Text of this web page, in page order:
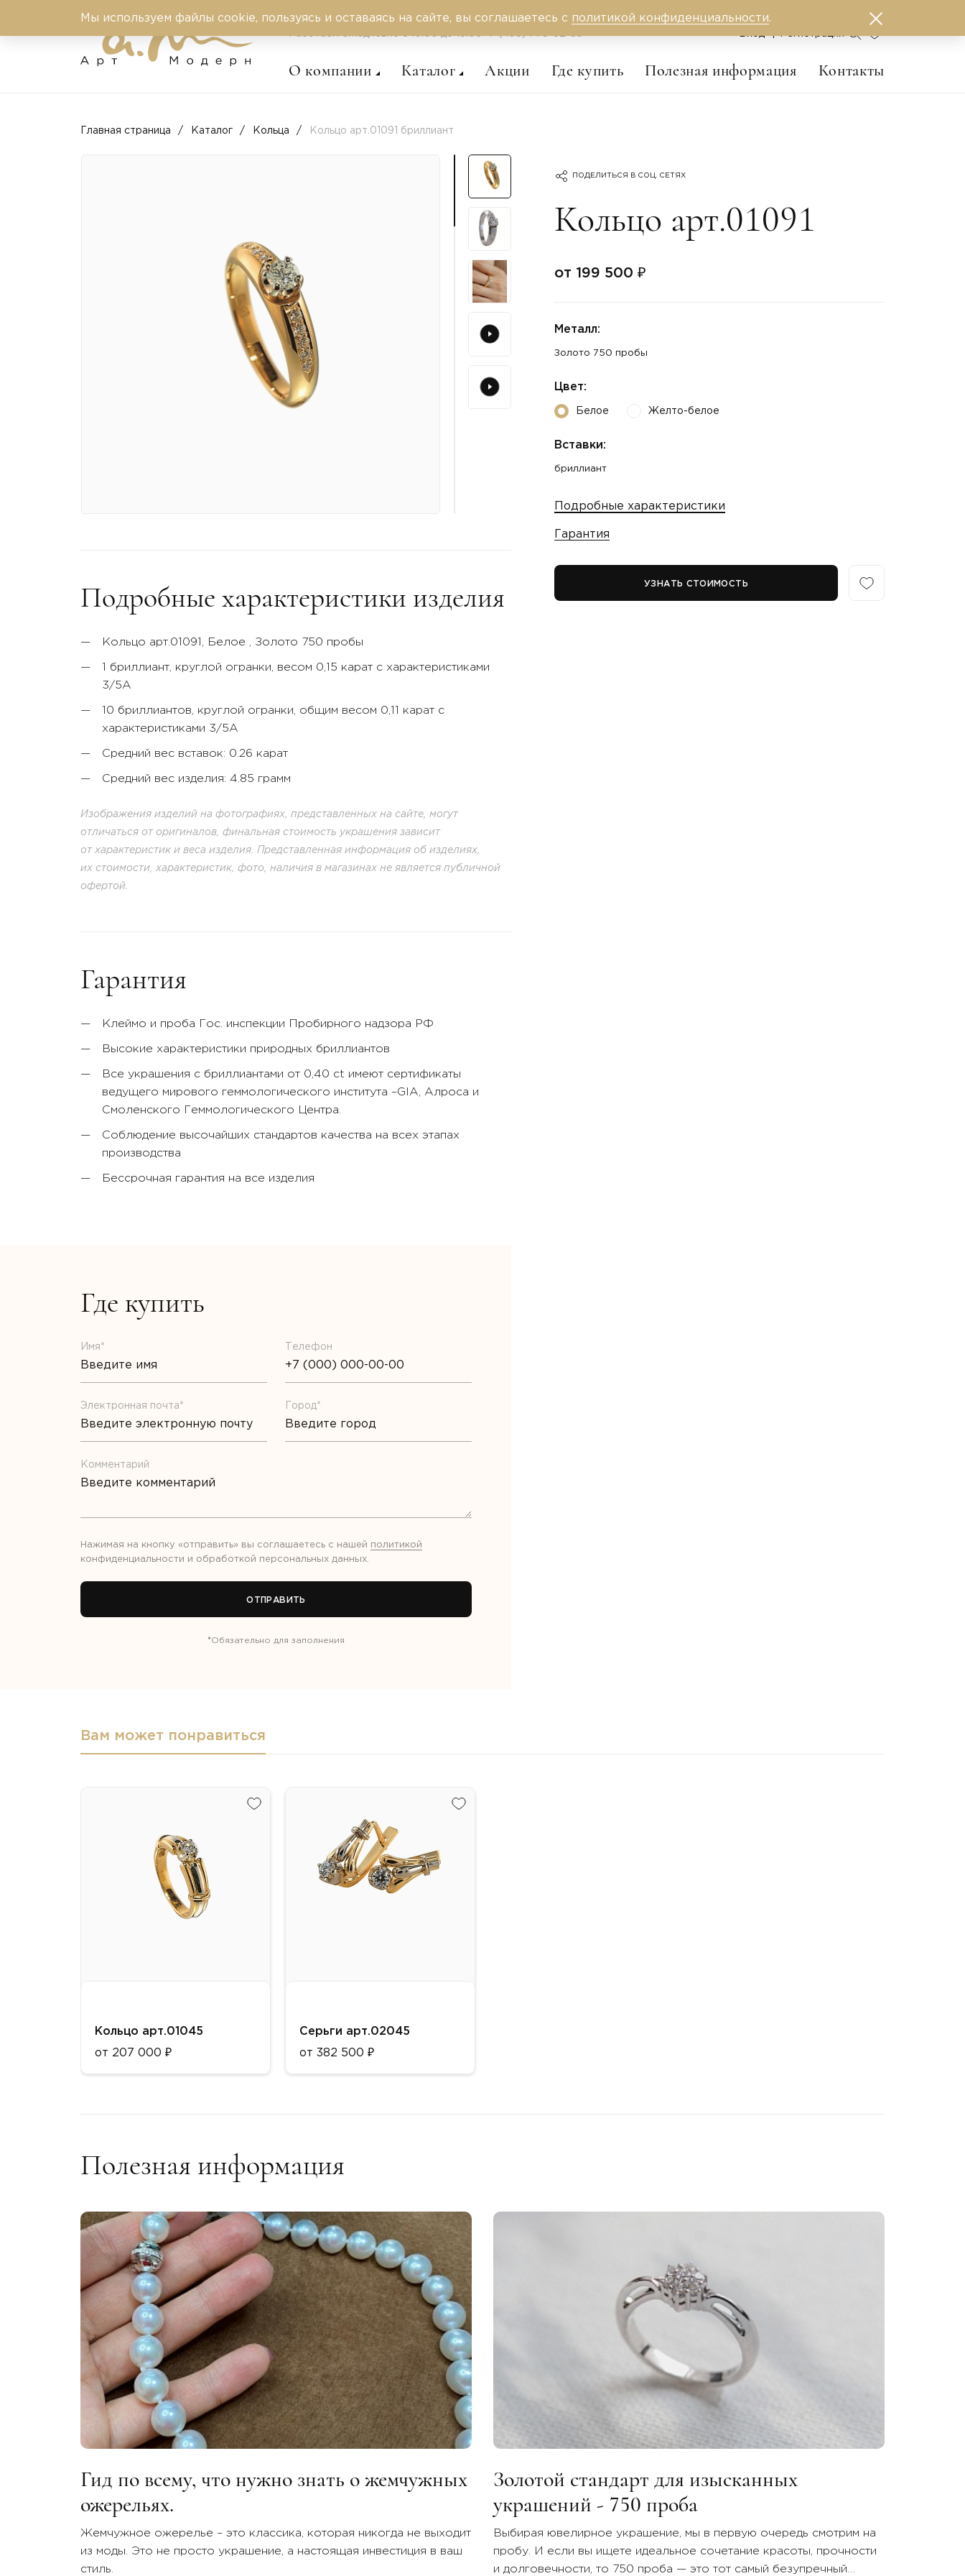
О компании Каталог Акции Где купить Полезная информация Контакты
Главная страница Каталог Кольца Кольцо арт.01091 бриллиант
ПОДЕЛИТЬСЯ В СОЦ. СЕТЯХ
Кольцо арт.01091
от 199 500 ₽
Металл:
Золото 750 пробы
Цвет:
Белое Желто-белое
Вставки:
бриллиант
Подробные характеристики
Гарантия
УЗНАТЬ СТОИМОСТЬ
Подробные характеристики изделия
Кольцо арт.01091, Белое , Золото 750 пробы
1 бриллиант, круглой огранки, весом 0,15 карат с характеристиками
3/5А
10 бриллиантов, круглой огранки, общим весом 0,11 карат с
характеристиками 3/5А
Средний вес вставок: 0.26 карат
Средний вес изделия: 4.85 грамм
Изображения изделий на фотографиях, представленных на сайте, могут
отличаться от оригиналов, финальная стоимость украшения зависит
от характеристик и веса изделия. Представленная информация об изделиях,
их стоимости, характеристик, фото, наличия в магазинах не является публичной
офертой.
Гарантия
Клеймо и проба Гос. инспекции Пробирного надзора РФ
Высокие характеристики природных бриллиантов
Все украшения с бриллиантами от 0,40 ct имеют сертификаты
ведущего мирового геммологического института –GIA, Алроса и
Смоленского Геммологического Центра.
Соблюдение высочайших стандартов качества на всех этапах
производства
Бессрочная гарантия на все изделия
Где купить
Имя* Телефон
Электронная почта* Город*
Комментарий
Нажимая на кнопку «отправить» вы соглашаетесь с нашей политикой
конфиденциальности и обработкой персональных данных
ОТПРАВИТЬ
*Обязательно для заполнения
Вам может понравиться
Кольцо арт.01045
от 207 000 ₽
бриллиант
Серьги арт.02045
от 382 500 ₽
бриллиант
Полезная информация
Гид по всему, что нужно знать о жемчужных
ожерельях.
Жемчужное ожерелье – это классика, которая никогда не выходит
из моды. Это не просто украшение, а настоящая инвестиция в ваш
стиль.
Золотой стандарт для изысканных
украшений - 750 проба
Выбирая ювелирное украшение, мы в первую очередь смотрим на
пробу. И если вы ищете идеальное сочетание красоты, прочности
и долговечности, то 750 проба — это тот самый безупречный
Мы используем файлы cookie, пользуясь и оставаясь на сайте, вы соглашаетесь с политикой конфиденциальности.